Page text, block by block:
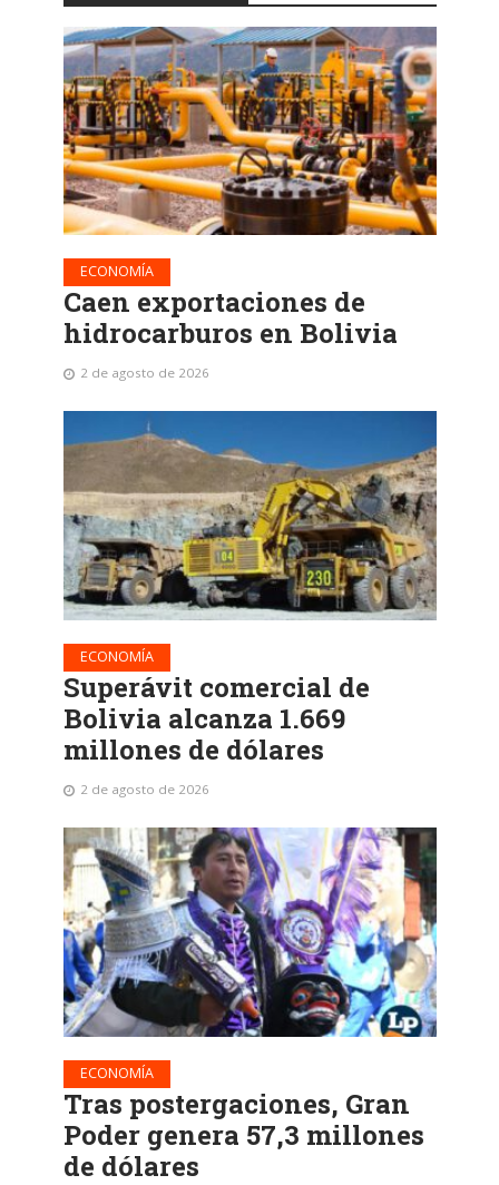
ECONOMÍA
Caen exportaciones de
hidrocarburos en Bolivia
2 de agosto de 2026
ECONOMÍA
Superávit comercial de
Bolivia alcanza 1.669
millones de dólares
2 de agosto de 2026
ECONOMÍA
Tras postergaciones, Gran
Poder genera 57,3 millones
de dólares